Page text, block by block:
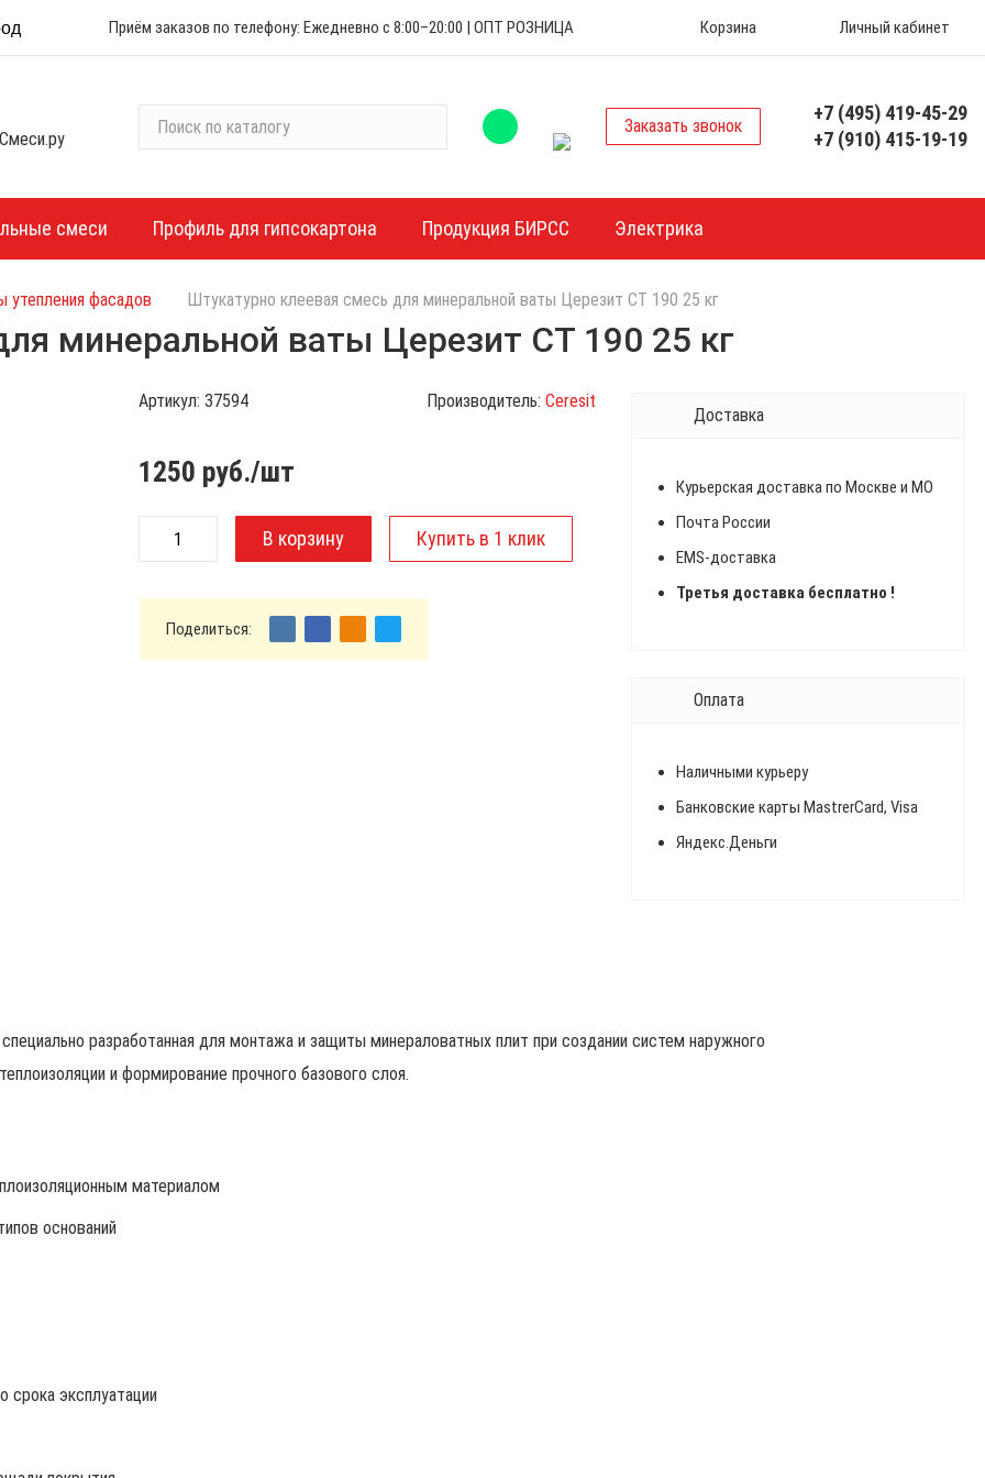
Приём заказов по телефону: Ежедневно с 8:00–20:00 | ОПТ РОЗНИЦА Корзина Личный кабинет
с
к
т
л
г
у
Заказать звонок
+7 (495) 419-45-29
+7 (910) 415-19-19
смеси Профиль для гипсокартона Продукция БИРСС Электрика
утепления фасадов Штукатурно клеевая смесь для минеральной ваты Церезит СТ 190 25 кг
минеральной ваты Церезит СТ 190 25 кг
Артикул: 37594 Производитель: Ceresit
1250 руб./шт
Поделиться:
Доставка
Курьерская доставка по Москве и МО
Почта России
EMS-доставка
Третья доставка бесплатно !
Оплата
Наличными курьеру
Банковские карты MastrerCard, Visa
Яндекс.Деньги
разработанная для монтажа и защиты минераловатных плит при создании систем наружного
и формирование прочного базового слоя.
материалом
оснований
срока эксплуатации